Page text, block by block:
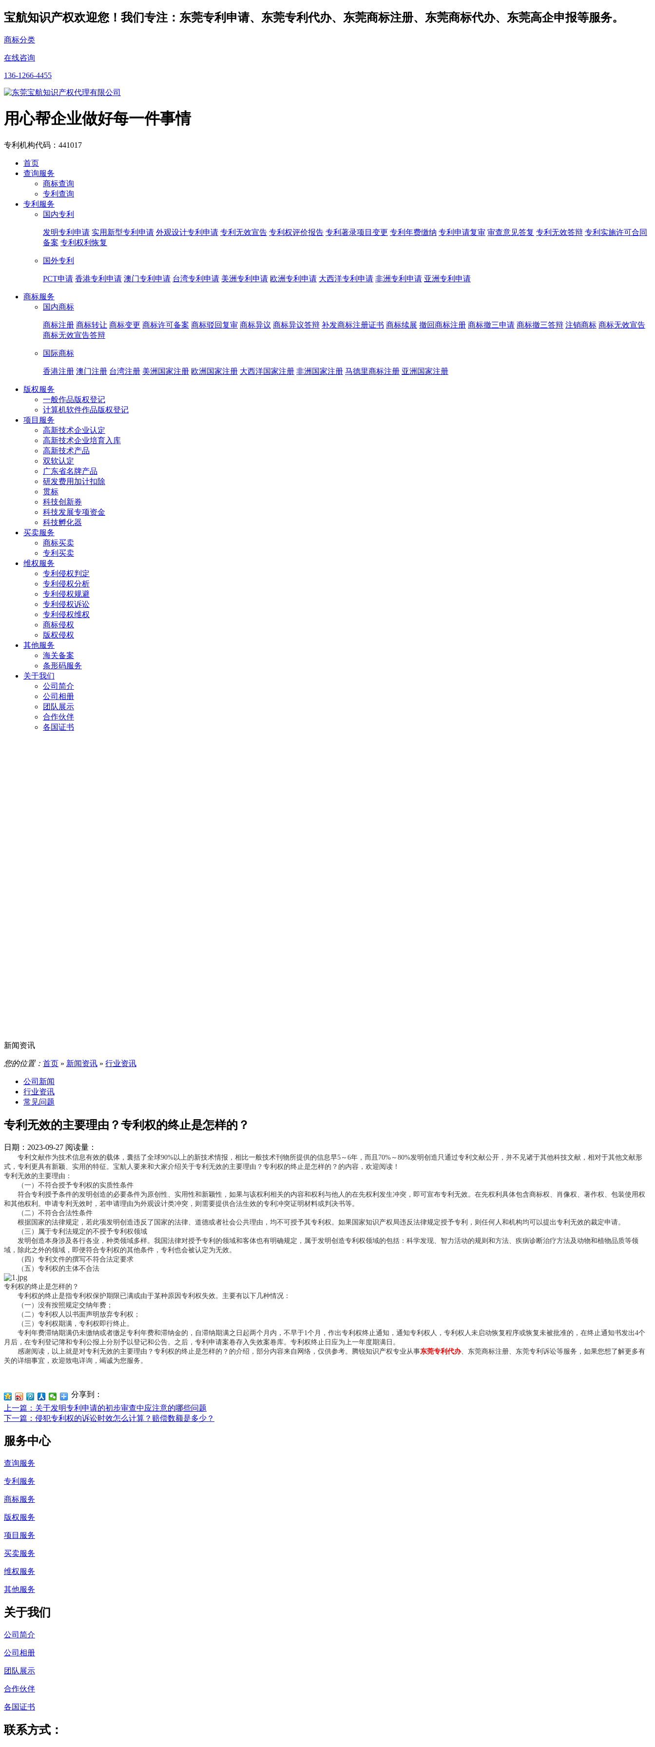
宝航知识产权欢迎您！我们专注：东莞专利申请、东莞专利代办、东莞商标注册、东莞商标代办、东莞高企申报等服务。
商标分类
在线咨询
136-1266-4455
用心帮企业做好每一件事情
专利机构代码：441017
首页
查询服务
商标查询
专利查询
专利服务
国内专利
发明专利申请 实用新型专利申请 外观设计专利申请 专利无效宣告 专利权评价报告 专利著录项目变更 专利年费缴纳 专利申请复审 审查意见答复 专利无效答辩 专利实施许可合同
备案 专利权利恢复
国外专利
PCT申请 香港专利申请 澳门专利申请 台湾专利申请 美洲专利申请 欧洲专利申请 大西洋专利申请 非洲专利申请 亚洲专利申请
商标服务
国内商标
商标注册 商标转让 商标变更 商标许可备案 商标驳回复审 商标异议 商标异议答辩 补发商标注册证书 商标续展 撤回商标注册 商标撤三申请 商标撤三答辩 注销商标 商标无效宣告
商标无效宣告答辩
国际商标
香港注册 澳门注册 台湾注册 美洲国家注册 欧洲国家注册 大西洋国家注册 非洲国家注册 马德里商标注册 亚洲国家注册
版权服务
一般作品版权登记
计算机软件作品版权登记
项目服务
高新技术企业认定
高新技术企业培育入库
高新技术产品
双软认定
广东省名牌产品
研发费用加计扣除
贯标
科技创新券
科技发展专项资金
科技孵化器
买卖服务
商标买卖
专利买卖
维权服务
专利侵权判定
专利侵权分析
专利侵权规避
专利侵权诉讼
专利侵权维权
商标侵权
版权侵权
其他服务
海关备案
条形码服务
关于我们
公司简介
公司相册
团队展示
合作伙伴
各国证书
新闻资讯
您的位置： 首页 » 新闻资讯 » 行业资讯
公司新闻
行业资讯
常见问题
专利无效的主要理由？专利权的终止是怎样的？
日期：2023-09-27 阅读量：
专利文献作为技术信息有效的载体，囊括了全球90%以上的新技术情报，相比一般技术刊物所提供的信息早5～6年，而且70%～80%发明创造只通过专利文献公开，并不见诸于其他科技文献，相对于其他文献形
式，专利更具有新颖、实用的特征。宝航人要来和大家介绍关于专利无效的主要理由？专利权的终止是怎样的？的内容，欢迎阅读！
专利无效的主要理由：
（一）不符合授予专利权的实质性条件
符合专利授予条件的发明创造的必要条件为原创性、实用性和新颖性，如果与该权利相关的内容和权利与他人的在先权利发生冲突，即可宣布专利无效。在先权利具体包含商标权、肖像权、著作权、包装使用权
和其他权利。申请专利无效时，若申请理由为外观设计类冲突，则需要提供合法生效的专利冲突证明材料或判决书等。
（二）不符合合法性条件
根据国家的法律规定，若此项发明创造违反了国家的法律、道德或者社会公共理由，均不可授予其专利权。如果国家知识产权局违反法律规定授予专利，则任何人和机构均可以提出专利无效的裁定申请。
（三）属于专利法规定的不授予专利权领域
发明创造本身涉及各行各业，种类领域多样。我国法律对授予专利的领域和客体也有明确规定，属于发明创造专利权领域的包括：科学发现、智力活动的规则和方法、疾病诊断治疗方法及动物和植物品质等领
域，除此之外的领域，即便符合专利权的其他条件，专利也会被认定为无效。
（四）专利文件的撰写不符合法定要求
（五）专利权的主体不合法
专利权的终止是怎样的？
专利权的终止是指专利权保护期限已满或由于某种原因专利权失效。主要有以下几种情况：
（一）没有按照规定交纳年费；
（二）专利权人以书面声明放弃专利权；
（三）专利权期满，专利权即行终止。
专利年费滞纳期满仍未缴纳或者缴足专利年费和滞纳金的，自滞纳期满之日起两个月内，不早于1个月，作出专利权终止通知，通知专利权人，专利权人未启动恢复程序或恢复未被批准的，在终止通知书发出4个
月后，在专利登记簿和专利公报上分别予以登记和公告。之后，专利申请案卷存入失效案卷库。专利权终止日应为上一年度期满日。
感谢阅读，以上就是对专利无效的主要理由？专利权的终止是怎样的？的介绍，部分内容来自网络，仅供参考。腾锐知识产权专业从事东莞专利代办、东莞商标注册、东莞专利诉讼等服务，如果您想了解更多有
关的详细事宜，欢迎致电详询，竭诚为您服务。
分享到：
上一篇 ：关于发明专利申请的初步审查中应注意的哪些问题
下一篇 ：侵犯专利权的诉讼时效怎么计算？赔偿数额是多少？
服务中心
查询服务
专利服务
商标服务
版权服务
项目服务
买卖服务
维权服务
其他服务
关于我们
公司简介
公司相册
团队展示
合作伙伴
各国证书
联系方式：